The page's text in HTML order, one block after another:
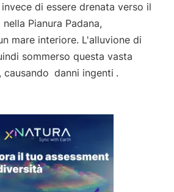
di essere drenata verso il
Pianura Padana,
mare interiore. L'alluvione di
sommerso questa vasta
causando danni ingenti .